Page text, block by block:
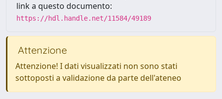
link a questo documento:
https://hdl.handle.net/11584/49189
Attenzione
Attenzione! I dati visualizzati non sono stati
sottoposti a validazione da parte dell'ateneo